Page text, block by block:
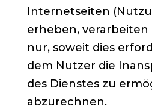
Internetseiten
erheben,
nur, soweit dies
dem Nutzer die
des Dienstes zu
abzurechnen.